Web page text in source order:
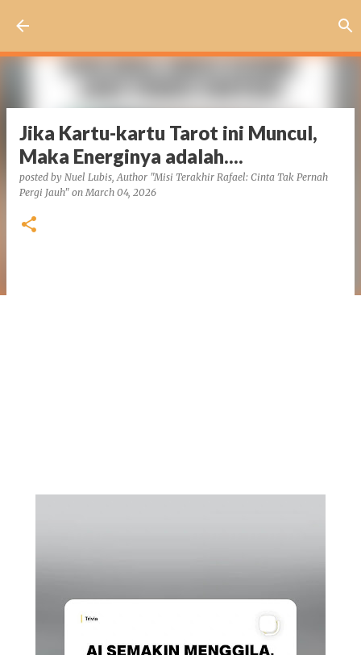
Jika Kartu-kartu Tarot ini Muncul,
Maka Energinya adalah....
posted by Nuel Lubis, Author "Misi Terakhir Rafael: Cinta Tak Pernah
Pergi Jauh" onMarch 04, 2026